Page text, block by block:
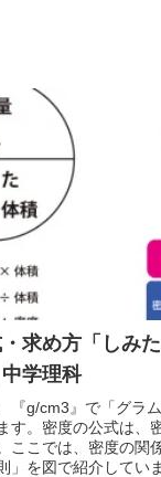
求め方「しみ
学理科
『g/cm3』で「グラ
す。密度の公式は、
ここでは、密度の関
」を図で紹介してい